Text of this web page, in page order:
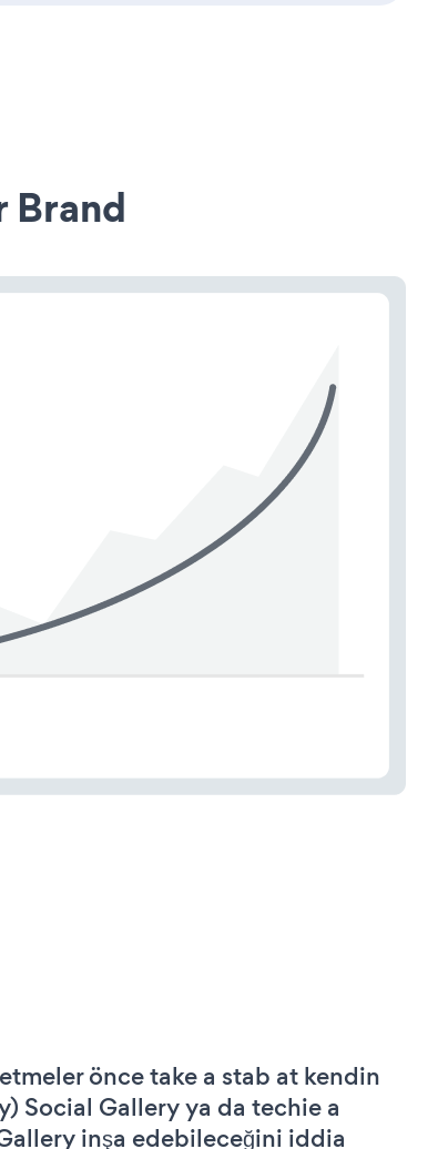
Brand
önce take a stab at kendin
Social Gallery ya da techie a
inşa edebileceğini iddia